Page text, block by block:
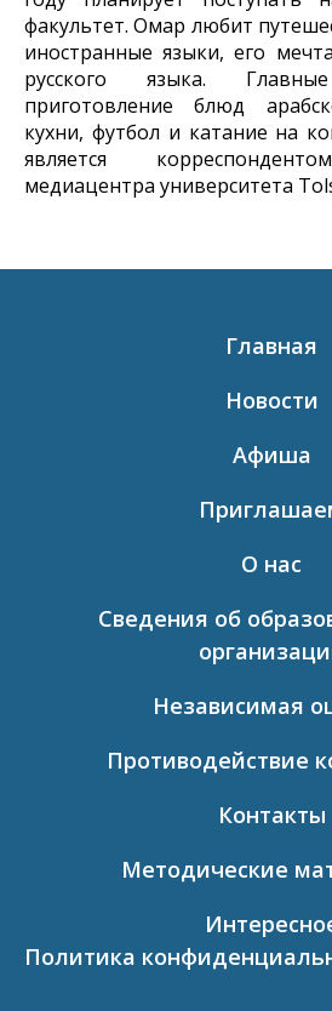
факультет. Омар любит
иностранные языки, его
русского языка.
приготовление блюд
кухни, футбол и катание на
является
медиацентра университета
Главная
Новости
Афиша
О нас
Сведения об
Независимая
Противодействие
Контакты
Методические
Политика